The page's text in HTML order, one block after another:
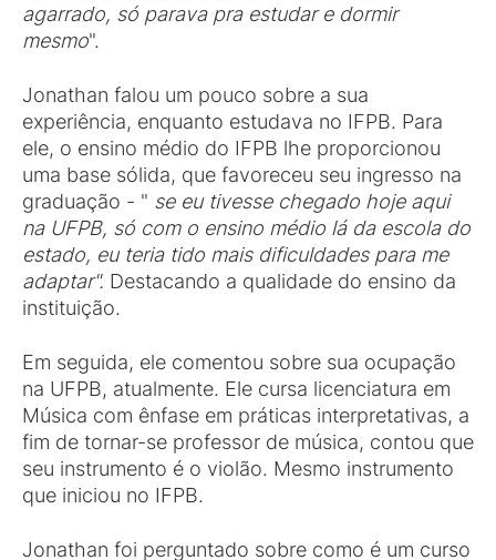
agarrado, só parava pra estudar e dormir
mesmo".
Jonathan falou um pouco sobre a sua
experiência, enquanto estudava no IFPB. Para
ele, o ensino médio do IFPB lhe proporcionou
uma base sólida, que favoreceu seu ingresso na
graduação - " se eu tivesse chegado hoje aqui
na UFPB, só com o ensino médio lá da escola do
estado, eu teria tido mais dificuldades para me
adaptar". Destacando a qualidade do ensino da
instituição.
Em seguida, ele comentou sobre sua ocupação
na UFPB, atualmente. Ele cursa licenciatura em
Música com ênfase em práticas interpretativas, a
fim de tornar-se professor de música, contou que
seu instrumento é o violão. Mesmo instrumento
que iniciou no IFPB.
Jonathan foi perguntado sobre como é um curso